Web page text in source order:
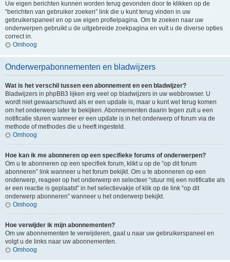
Uw eigen berichten kunnen worden terug gevonden door te klikken op de
“berichten van gebruiker zoeken” link die u kunt terug vinden in uw
gebruikerspaneel en op uw eigen profielpagina. Om te zoeken naar uw
onderwerpen gebruikt u de uitgebreide zoekpagina en vult u de diverse opties
correct in.
Omhoog
Onderwerpabonnementen en bladwijzers
Wat is het verschil tussen een abonnement en een bladwijzer?
Bladwijzers in phpBB3 lijken erg veel op bladwijzers in uw webbrowser. U
wordt niet gewaarschuwd als er een update is, maar u kunt wel terug komen
om het onderwerp later te bekijken. Abonnementen daarin tegen zult u een
notificatie sturen wanneer er een update is in het onderwerp of forum via de
methode of methodes die u heeft ingesteld.
Omhoog
Hoe kan ik me abonneren op een specifieke forums of onderwerpen?
Om u te abonneren op een specifiek forum, klikt u op de “op dit forum
abonneren” link wanneer u het forum bekijkt. Om u te abonneren op een
onderwerp, reageer op het onderwerp en selecteer “stuur mij een notificatie als
er een reactie is geplaatst” in het selectievakje of klik op de link “op dit
onderwerp abonneren” wanneer u het onderwerp bekijkt.
Omhoog
Hoe verwijder ik mijn abonnementen?
Om uw abonnementen te verwijderen, gaat u naar uw gebruikerspaneel en
volgt u de links naar uw abonnementen.
Omhoog